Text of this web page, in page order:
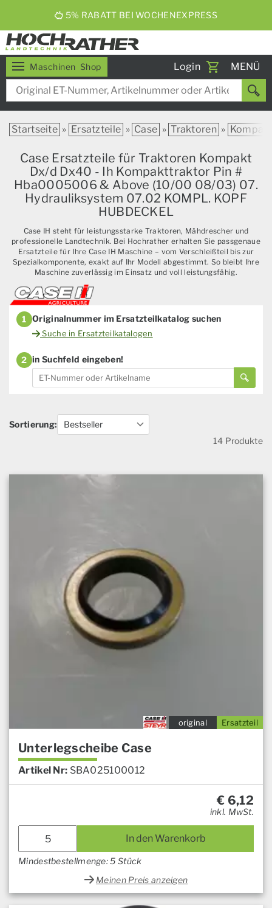
5% RABATT BEI WOCHENEXPRESS
Maschinen Shop Login
Toggle
MENÜ
Startseite » Ersatzteile » Case » Traktoren »
Case Ersatzteile für Traktoren Kompakt
Dx/d Dx40 - Ih Kompakttraktor Pin #
Hba0005006 & Above (10/00 08/03) 07.
Hydrauliksystem 07.02 KOMPL. KOPF
HUBDECKEL
Case IH steht für leistungsstarke Traktoren, Mähdrescher und
professionelle Landtechnik. Bei Hochrather erhalten Sie passgenaue
Ersatzteile für Ihre Case IH Maschine – vom Verschleißteil bis zur
Spezialkomponente, exakt auf Ihr Modell abgestimmt. So bleibt Ihre
Maschine zuverlässig im Einsatz und voll leistungsfähig.
1 Originalnummer im Ersatzteilkatalog suchen
Suche in Ersatzteilkatalogen
2 in Suchfeld eingeben!
Sortierung:
14 Produkte
Ersatzteil
original
Unterlegscheibe Case
Artikel Nr: SBA025100012
€ 6,12
inkl. MwSt.
In den Warenkorb
Mindestbestellmenge: 5 Stück
Meinen Preis anzeigen